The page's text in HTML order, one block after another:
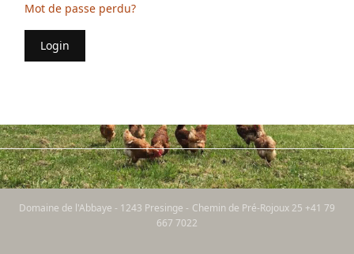
Mot de passe perdu?
Login
Domaine de l'Abbaye - 1243 Presinge - Chemin de Pré-Rojoux 25 +41 79
667 7022